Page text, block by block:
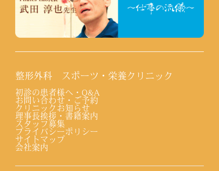
整形外科 スポーツ・栄養クリニック
初診の患者様へ・Q&A
お問い合わせ・ご予約
クリニックお知らせ
理事長挨拶・書籍案内
スタッフ募集
プライバシーポリシー
サイトマップ
会社案内